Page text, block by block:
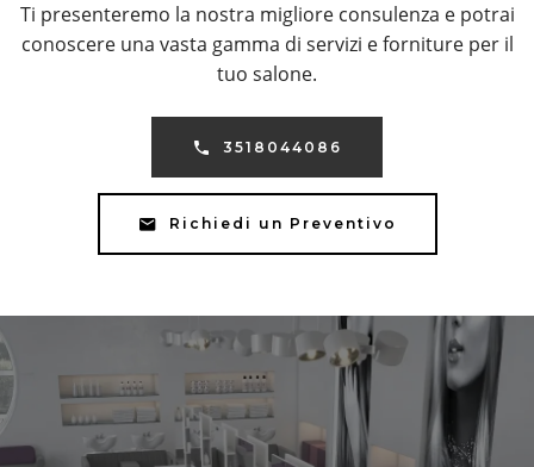
Ti presenteremo la nostra migliore consulenza e potrai
conoscere una vasta gamma di servizi e forniture per il
tuo salone.
3518044086
Richiedi un Preventivo